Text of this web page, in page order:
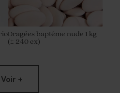
Dragées baptême nude 1 kg
(± 240 ex)
Voir +